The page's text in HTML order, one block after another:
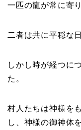
一匹の龍が常に寄
二者は共に平穏な
しかし時が経つに
た。
村人たちは神様を
し、神様の御神体